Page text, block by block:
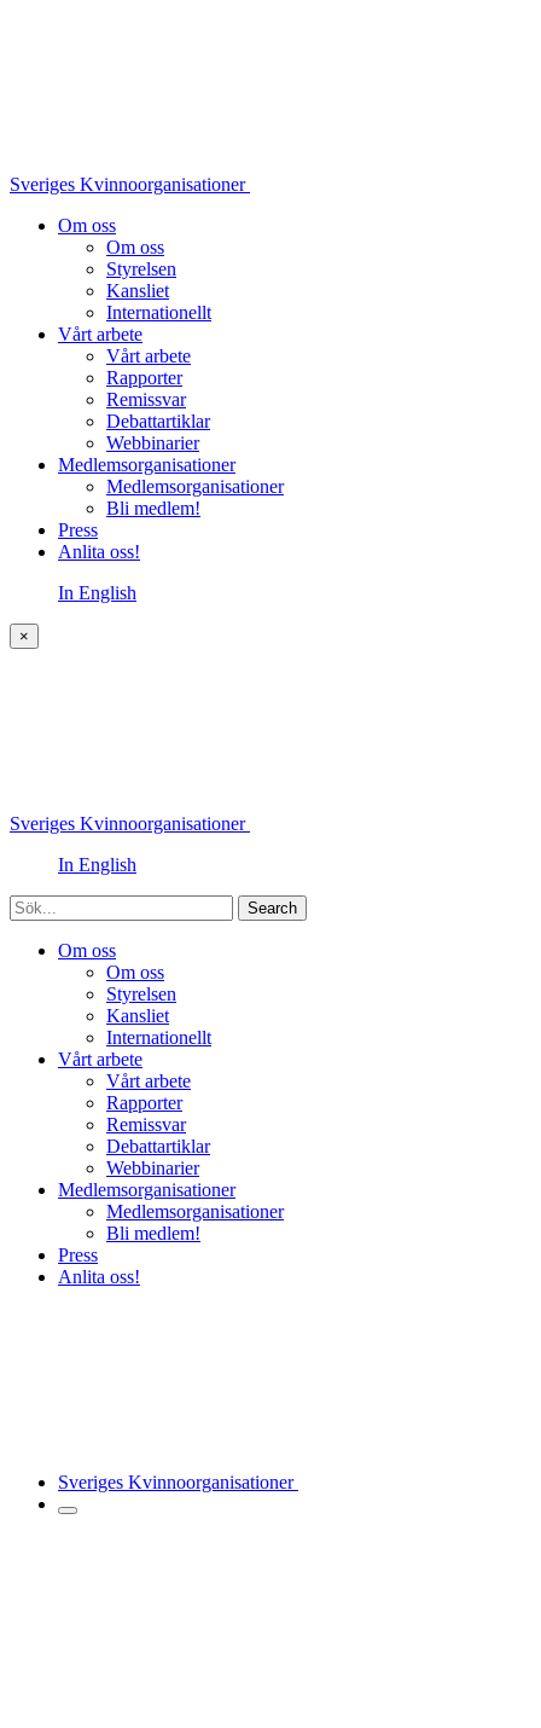
Sveriges Kvinnoorganisationer
Om oss
Om oss
Styrelsen
Kansliet
Internationellt
Vårt arbete
Vårt arbete
Rapporter
Remissvar
Debattartiklar
Webbinarier
Medlemsorganisationer
Medlemsorganisationer
Bli medlem!
Press
Anlita oss!
In English
×
Sveriges Kvinnoorganisationer
In English
Sök
Om oss
Om oss
Styrelsen
Kansliet
Internationellt
Vårt arbete
Vårt arbete
Rapporter
Remissvar
Debattartiklar
Webbinarier
Medlemsorganisationer
Medlemsorganisationer
Bli medlem!
Press
Anlita oss!
Sveriges Kvinnoorganisationer